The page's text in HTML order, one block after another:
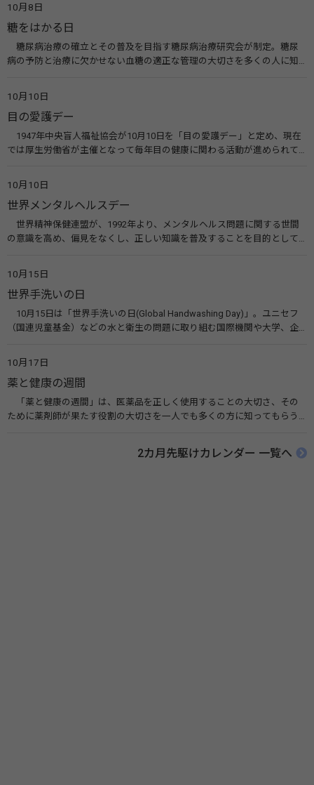
10月8日
糖をはかる日
糖尿病治療の確立とその普及を目指す糖尿病治療研究会が制定。糖尿
病の予防と治療に欠かせない血糖の適正な管理の大切さを多くの人に知
療研究会） 糖尿病ネットワーク
10月10日
目の愛護デー
1947年中央盲人福祉協会が10月10日を「目の愛護デー」と定め、現在
では厚生労働省が主催となって毎年目の健康に関わる活動が進められて
会）
10月10日
世界メンタルヘルスデー
世界精神保健連盟が、1992年より、メンタルヘルス問題に関する世間
の意識を高め、偏見をなくし、正しい知識を普及することを目的として、
す。 関連リンク 世界メンタルヘルスデー（厚生労働省） 働く人のメンタ
ルヘルス・ポータルサイト「こころの耳」（厚生労働省）
10月15日
世界手洗いの日
10月15日は「世界手洗いの日(Global Handwashing Day)」。ユニセフ
（国連児童基金）などの水と衛生の問題に取り組む国際機関や大学、企
10月17日
薬と健康の週間
「薬と健康の週間」は、医薬品を正しく使用することの大切さ、その
ために薬剤師が果たす役割の大切さを一人でも多くの方に知ってもらう
伝えたい！薬との付き合い方」（保健指導リソースガイド）
2カ月先駆けカレンダー 一覧へ